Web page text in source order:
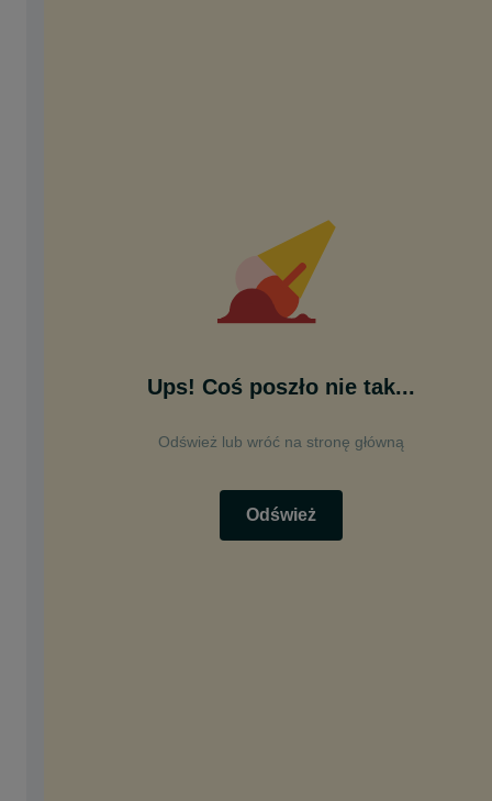
Ups! Coś poszło nie tak...
Odśwież lub wróć na stronę główną
Odśwież